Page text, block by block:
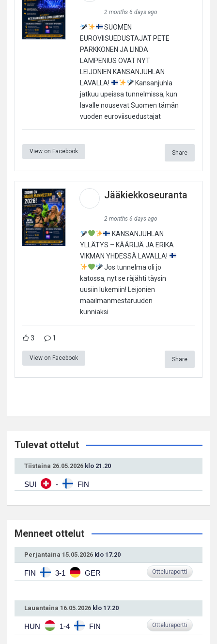
2 months 6 days ago
SUOMEN
EUROVIISUEDUSTAJAT PETE
PARKKONEN JA LINDA
LAMPENIUS OVAT NYT
LEIJONIEN KANSANJUHLAN
LAVALLA!
Kansanjuhla
jatkuu upeissa tunnelmissa, kun
lavalle nousevat Suomen tämän
vuoden euroviisuedustajat
View on Facebook Share
Jääkiekkoseuranta
2 months 6 days ago
KANSANJUHLAN
YLLÄTYS – KÄÄRIJÄ JA ERIKA
VIKMAN YHDESSÄ LAVALLA!
Jos tunnelma oli jo
katossa, nyt se räjähti täysin
uusiin lukemiin! Leijonien
maailmanmestaruuden
kunniaksi
3 1
View on Facebook Share
Tulevat ottelut
Tiistaina 26.05.2026 klo 21.20
SUI - FIN
Menneet ottelut
Perjantaina 15.05.2026 klo 17.20
FIN 3-1 GER Otteluraportti
Lauantaina 16.05.2026 klo 17.20
HUN 1-4 FIN Otteluraportti